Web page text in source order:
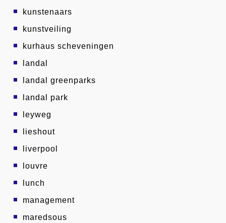
kunstenaars
kunstveiling
kurhaus scheveningen
landal
landal greenparks
landal park
leyweg
lieshout
liverpool
louvre
lunch
management
maredsous